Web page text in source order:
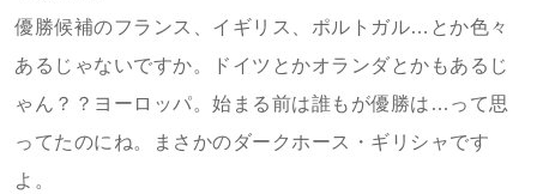
優勝候補のフランス、イギリス、ポルトガル…とか色々
あるじゃないですか。ドイツとかオランダとかもあるじ
ゃん？？ヨーロッパ。始まる前は誰もが優勝は…って思
ってたのにね。まさかのダークホース・ギリシャです
よ。